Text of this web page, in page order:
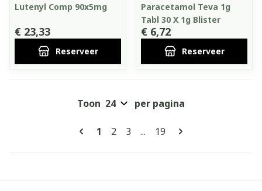
Lutenyl Comp 90x5mg
€ 23,33
Reserveer
Paracetamol Teva 1g
Tabl 30 X 1g Blister
€ 6,72
Reserveer
Pagina's
U lees momenteel pagina
1 Pagina
2 Pagina
3 ... Pagina
19
Toon per pagina